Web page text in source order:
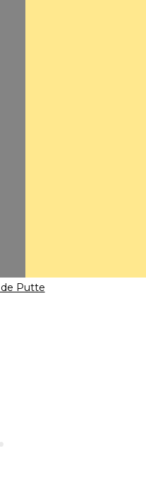
de Putte